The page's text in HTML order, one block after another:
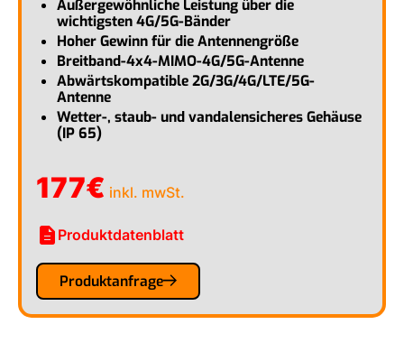
Außergewöhnliche Leistung über die
wichtigsten 4G/5G-Bänder
Hoher Gewinn für die Antennengröße
Breitband-4x4-MIMO-4G/5G-Antenne
Abwärtskompatible 2G/3G/4G/LTE/5G-
Antenne
Wetter-, staub- und vandalensicheres Gehäuse
(IP 65)
177€ inkl. mwSt.
description Produktdatenblatt
Produktanfrage